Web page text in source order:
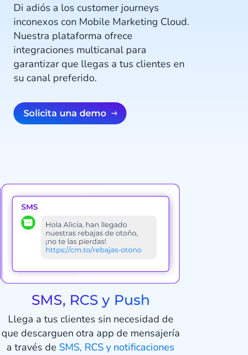
Di adiós a los customer journeys
inconexos con Mobile Marketing Cloud.
Nuestra plataforma ofrece
integraciones multicanal para
garantizar que llegas a tus clientes en
su canal preferido.
Solicita una demo
SMS, RCS y Push
Llega a tus clientes sin necesidad de
que descarguen otra app de mensajería
a través de SMS, RCS y notificaciones